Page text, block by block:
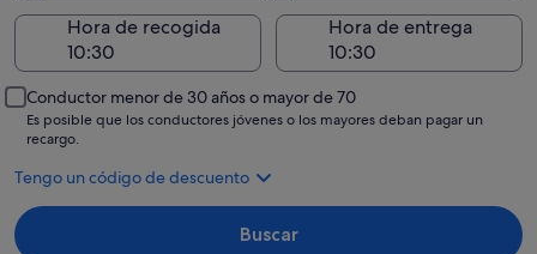
Hora de recogida
Hora de entrega
Conductor menor de 30 años o mayor de 70
Es posible que los conductores jóvenes o los mayores deban pagar un
recargo.
Tengo un código de descuento
Buscar